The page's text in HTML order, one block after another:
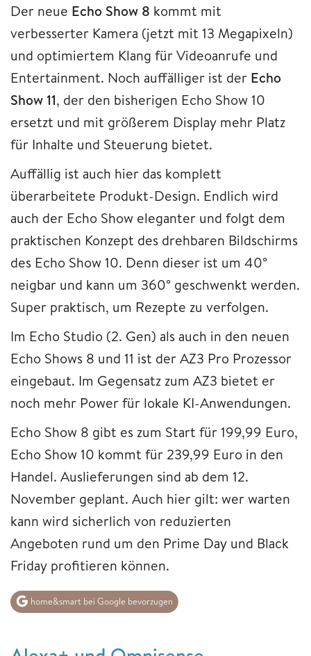
Der neue Echo Show 8 kommt mit
verbesserter Kamera (jetzt mit 13 Megapixeln)
und optimiertem Klang für Videoanrufe und
Entertainment. Noch auffälliger ist der Echo
Show 11, der den bisherigen Echo Show 10
ersetzt und mit größerem Display mehr Platz
für Inhalte und Steuerung bietet.
Auffällig ist auch hier das komplett
überarbeitete Produkt-Design. Endlich wird
auch der Echo Show eleganter und folgt dem
praktischen Konzept des drehbaren Bildschirms
des Echo Show 10. Denn dieser ist um 40°
neigbar und kann um 360° geschwenkt werden.
Super praktisch, um Rezepte zu verfolgen.
Im Echo Studio (2. Gen) als auch in den neuen
Echo Shows 8 und 11 ist der AZ3 Pro Prozessor
eingebaut. Im Gegensatz zum AZ3 bietet er
noch mehr Power für lokale KI-Anwendungen.
Echo Show 8 gibt es zum Start für 199,99 Euro,
Echo Show 10 kommt für 239,99 Euro in den
Handel. Auslieferungen sind ab dem 12.
November geplant. Auch hier gilt: wer warten
kann wird sicherlich von reduzierten
Angeboten rund um den Prime Day und Black
Friday profitieren können.
home&smart bei Google bevorzugen